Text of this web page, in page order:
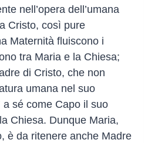
nell’opera dell’umana
Cristo, così pure
Maternità fluiscono i
tra Maria e la Chiesa;
di Cristo, che non
umana nel suo
sé come Capo il suo
Chiesa. Dunque Maria,
è da ritenere anche Madre